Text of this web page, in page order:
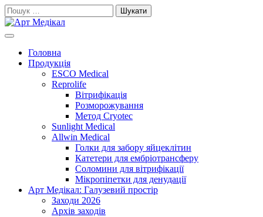
Skip
to
content
Пошук:
Арт Медікал
матеріалиГоловна
Продукція
ESCO Medical
Reprolife
Вітрифікація
Розморожування
Метод Cryotec
Sunlight Medical
Allwin Medical
Голки для забору яйцеклітин
Катетери для ембріотрансферу
Соломини для вітрифікації
Мікропіпетки для денудації
Арт Медікал: Галузевий простір
Заходи 2026
Архів заходів